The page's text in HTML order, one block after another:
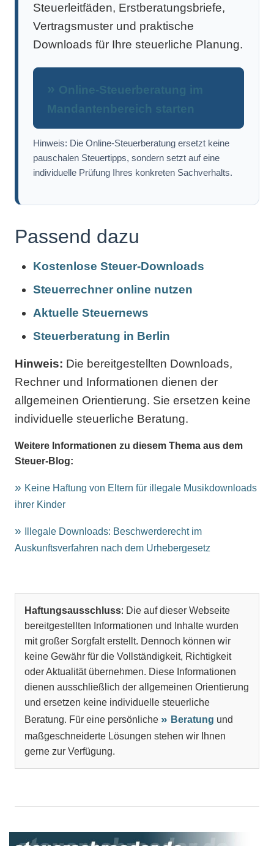
Steuerleitfäden, Erstberatungsbriefe,
Vertragsmuster und praktische
Downloads für Ihre steuerliche Planung.
Online-Steuerberatung im
Mandantenbereich starten
Hinweis: Die Online-Steuerberatung ersetzt keine
pauschalen Steuertipps, sondern setzt auf eine
individuelle Prüfung Ihres konkreten Sachverhalts.
Passend dazu
Kostenlose Steuer-Downloads
Steuerrechner online nutzen
Aktuelle Steuernews
Steuerberatung in Berlin
Hinweis: Die bereitgestellten Downloads,
Rechner und Informationen dienen der
allgemeinen Orientierung. Sie ersetzen keine
individuelle steuerliche Beratung.
Weitere Informationen zu diesem Thema aus dem
Steuer-Blog:
Keine Haftung von Eltern für illegale Musikdownloads
ihrer Kinder
Illegale Downloads: Beschwerderecht im
Auskunftsverfahren nach dem Urhebergesetz
Haftungsausschluss: Die auf dieser Webseite
bereitgestellten Informationen und Inhalte wurden
mit großer Sorgfalt erstellt. Dennoch können wir
keine Gewähr für die Vollständigkeit, Richtigkeit
oder Aktualität übernehmen. Diese Informationen
dienen ausschließlich der allgemeinen Orientierung
und ersetzen keine individuelle steuerliche
Beratung. Für eine persönliche
Beratung und
maßgeschneiderte Lösungen stehen wir Ihnen
gerne zur Verfügung.